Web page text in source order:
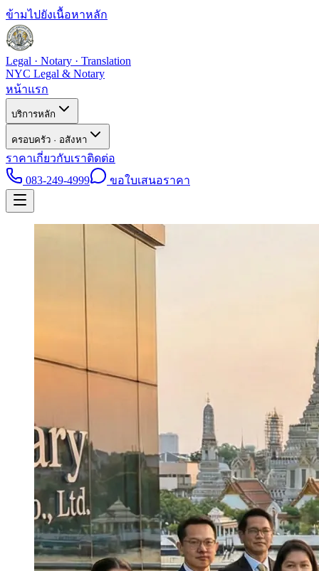
ข้ามไปยังเนื้อหาหลัก
Legal · Notary · Translation
NYC Legal & Notary
หน้าแรก
บริการหลัก
ครอบครัว · อสังหา
ราคาเกี่ยวกับเราติดต่อ
083-249-4999
ขอใบเสนอราคา